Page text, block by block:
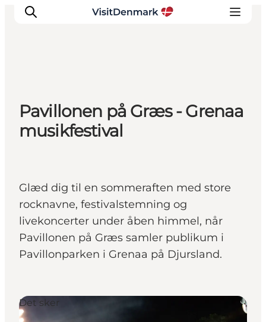
Inspiration
Destinationer
Oplevelser
Pavillonen på Græs - Grenaa
musikfestival
Glæd dig til en sommeraften med store
rocknavne, festivalstemning og
livekoncerter under åben himmel, når
Pavillonen på Græs samler publikum i
Pavillonparken i Grenaa på Djursland.
Det sker